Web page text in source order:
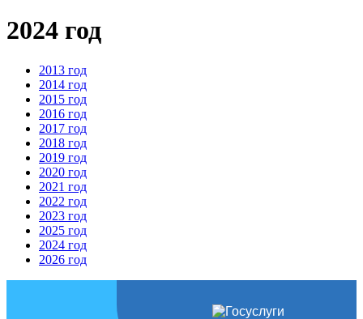
2024 год
2013 год
2014 год
2015 год
2016 год
2017 год
2018 год
2019 год
2020 год
2021 год
2022 год
2023 год
2025 год
2024 год
2026 год